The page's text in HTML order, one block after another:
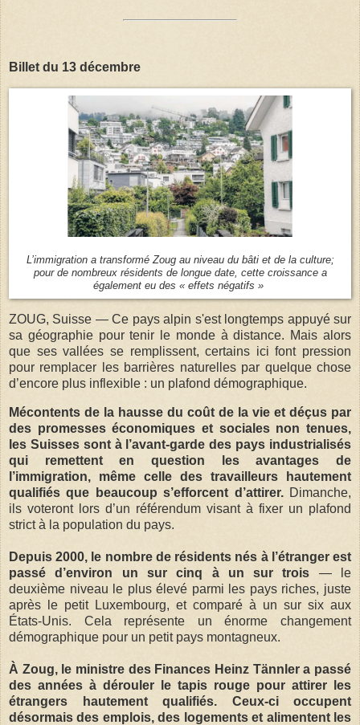
Billet du 13 décembre
L’im­mi­gra­tion a trans­for­mé Zoug au niveau du bâti et de la culture;
pour de nombreux rési­dents de longue date, cette croi­ssance a
également eu des « effets négatifs »
ZOUG, Suisse — Ce pays alpin s'est longtemps appuyé sur
sa géographie pour tenir le monde à distance. Mais alors
que ses vallées se remplissent, certains ici font pression
pour remplacer les barrières naturelles par quelque chose
d’encore plus inflexible : un plafond démographique.
Mécontents de la hausse du coût de la vie et déçus par
des promesses économiques et sociales non tenues,
les Suisses sont à l’avant-garde des pays industrialisés
qui remettent en question les avantages de
l’immigration, même celle des travailleurs hautement
qualifiés que beaucoup s’efforcent d’attirer. Dimanche,
ils voteront lors d’un référendum visant à fixer un plafond
strict à la population du pays.
Depuis 2000, le nombre de résidents nés à l’étranger est
passé d’environ un sur cinq à un sur trois — le
deuxième niveau le plus élevé parmi les pays riches, juste
après le petit Luxembourg, et comparé à un sur six aux
États-Unis. Cela représente un énorme changement
démographique pour un petit pays montagneux.
À Zoug, le ministre des Finances Heinz Tännler a passé
des années à dérouler le tapis rouge pour attirer les
étrangers hautement qualifiés. Ceux-ci occupent
désormais des emplois, des logements et alimentent les